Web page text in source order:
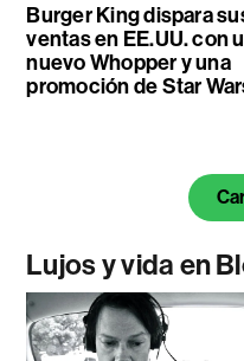
Burger King dispara
ventas en EE.UU. con
nuevo Whopper y una
promoción de Star
Lujos y vida en